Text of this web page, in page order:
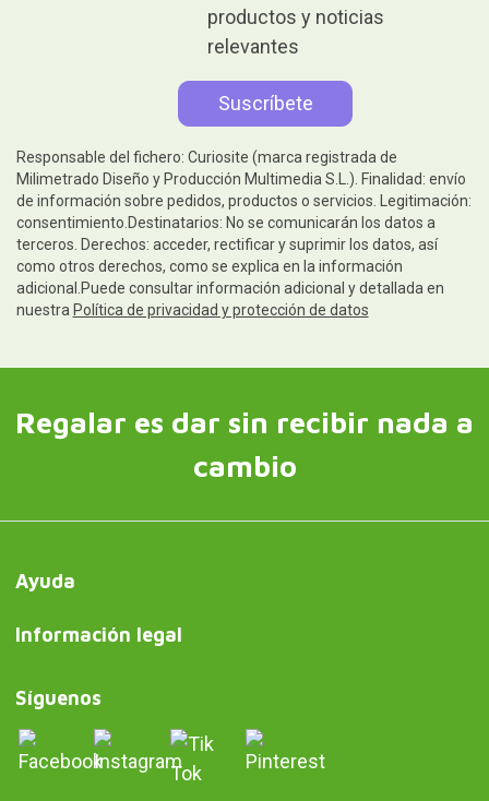
productos y noticias
relevantes
Responsable del fichero: Curiosite (marca registrada de
Milimetrado Diseño y Producción Multimedia S.L.). Finalidad: envío
de información sobre pedidos, productos o servicios. Legitimación:
consentimiento.Destinatarios: No se comunicarán los datos a
terceros. Derechos: acceder, rectificar y suprimir los datos, así
como otros derechos, como se explica en la información
adicional.Puede consultar información adicional y detallada en
nuestra Política de privacidad y protección de datos
Regalar es dar sin recibir nada a
cambio
Ayuda
Información legal
Síguenos